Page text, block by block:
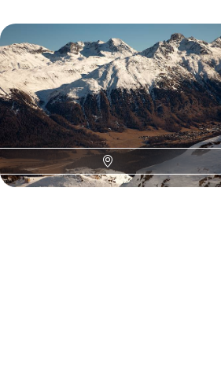
Break enneigé à Zurich et Saint-
Moritz - L'hiver chic en Suisse
Goûter à l’hiver suisse en privilégiés et
valises dans un palace de légende, au cœur
Alpes : le luxe !
6 jours, de 3600 à 4900 €